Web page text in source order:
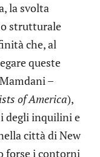
la svolta
strutturale
che, al
queste
–
of America),
degli inquilini e
città di New
forse i contorni